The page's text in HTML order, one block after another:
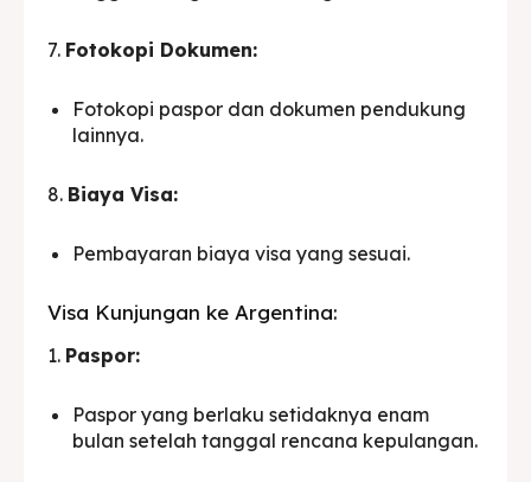
7. Fotokopi Dokumen:
Fotokopi paspor dan dokumen pendukung
lainnya.
8. Biaya Visa:
Pembayaran biaya visa yang sesuai.
Visa Kunjungan ke Argentina:
1. Paspor:
Paspor yang berlaku setidaknya enam
bulan setelah tanggal rencana kepulangan.